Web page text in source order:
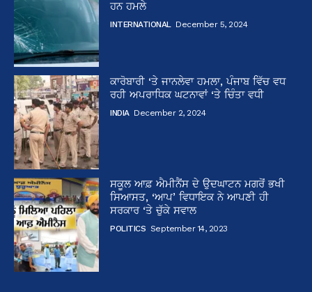
ਹਨ ਹਮਲੇ
INTERNATIONAL December 5, 2024
ਕਾਰੋਬਾਰੀ ‘ਤੇ ਜਾਨਲੇਵਾ ਹਮਲਾ, ਪੰਜਾਬ ਵਿੱਚ ਵਧ
ਰਹੀ ਅਪਰਾਧਿਕ ਘਟਨਾਵਾਂ ‘ਤੇ ਚਿੰਤਾ ਵਧੀ
INDIA December 2, 2024
ਸਕੂਲ ਆਫ਼ ਐਮੀਨੈਂਸ ਦੇ ਉਦਘਾਟਨ ਮਗਰੋਂ ਭਖੀ
ਸਿਆਸਤ, ‘ਆਪ’ ਵਿਧਾਇਕ ਨੇ ਆਪਣੀ ਹੀ
ਸਰਕਾਰ ‘ਤੇ ਚੁੱਕੇ ਸਵਾਲ
POLITICS September 14, 2023